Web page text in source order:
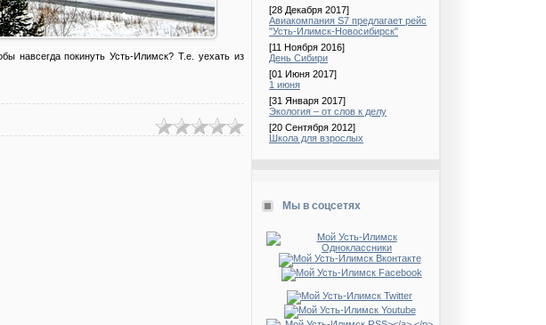
навсегда покинуть Усть-Илимск? Т.е. уехать из
[28 Декабря 2017]
Авиакомпания S7 предлагает рейс
"Усть-Илимск-Новосибирск"
[11 Ноября 2016]
День Сибири
[01 Июня 2017]
1 июня
[31 Января 2017]
Экология – от слов к делу
[20 Сентября 2012]
Школа для взрослых
Мы в соцсетях